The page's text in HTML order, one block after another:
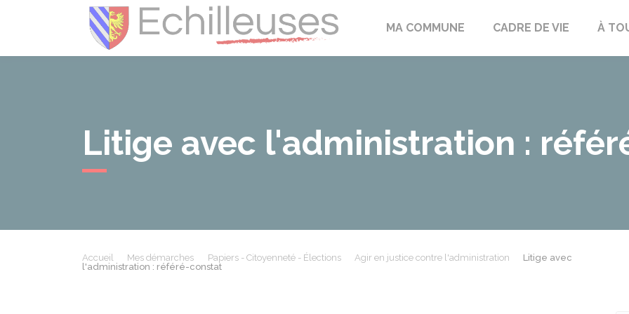
ÉchilleusesMA COMMUNE CADRE DE VIE À
Litige avec l'administration :
Accueil Mes démarches Papiers - Citoyenneté - Élections Agir en justice contre l'administration
Litige avec
l'administration : référé-constat